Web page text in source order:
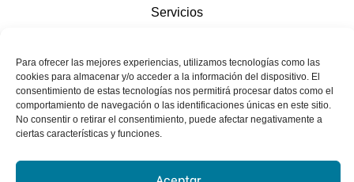
Para ofrecer las mejores experiencias, utilizamos tecnologías como las
cookies para almacenar y/o acceder a la información del dispositivo. El
consentimiento de estas tecnologías nos permitirá procesar datos como el
comportamiento de navegación o las identificaciones únicas en este sitio.
No consentir o retirar el consentimiento, puede afectar negativamente a
ciertas características y funciones.
Aceptar
Servicios
Contacto